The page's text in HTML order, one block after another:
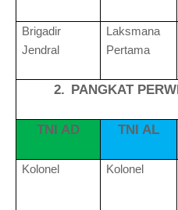
Brigadir
Jendral
Laksmana
Pertama
2. PANGKAT
TNI AD TNI AL
Kolonel Kolonel